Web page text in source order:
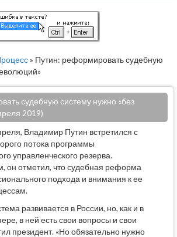
» Путин: реформировать судебную
судебную систему нужно «без
2019)
Владимир Путин встретился с
потока программы
управленческого резерва.
он отметил, что судебная реформа
подхода и внимания к ее
развивается в России, но, как и в
в ней есть свои вопросы и свои
президент. «Но обязательно нужно